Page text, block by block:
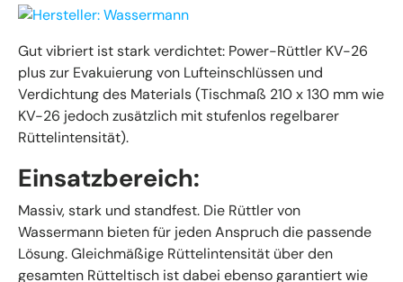
Gut vibriert ist stark verdichtet: Power-Rüttler KV-26
plus zur Evakuierung von Lufteinschlüssen und
Verdichtung des Materials (Tischmaß 210 x 130 mm wie
KV-26 jedoch zusätzlich mit stufenlos regelbarer
Rüttelintensität).
Einsatzbereich:
Massiv, stark und standfest. Die Rüttler von
Wassermann bieten für jeden Anspruch die passende
Lösung. Gleichmäßige Rüttelintensität über den
gesamten Rütteltisch ist dabei ebenso garantiert wie